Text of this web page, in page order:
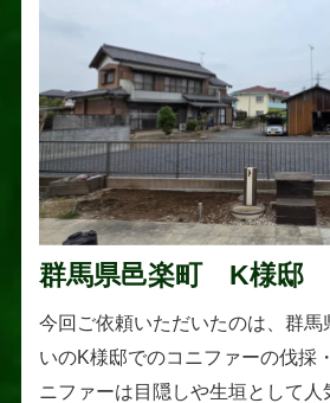
群馬県邑楽町 K様邸
伐採・抜根工事
今回ご依頼いただいたのは、群馬
いのK様邸でのコニファーの伐採
ニファーは目隠しや生垣として人